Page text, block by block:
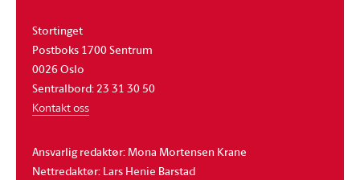
Stortinget
Postboks 1700 Sentrum
0026 Oslo
Sentralbord: 23 31 30 50
Kontakt oss
Ansvarlig redaktør: Mona Mortensen Krane
Nettredaktør: Lars Henie Barstad